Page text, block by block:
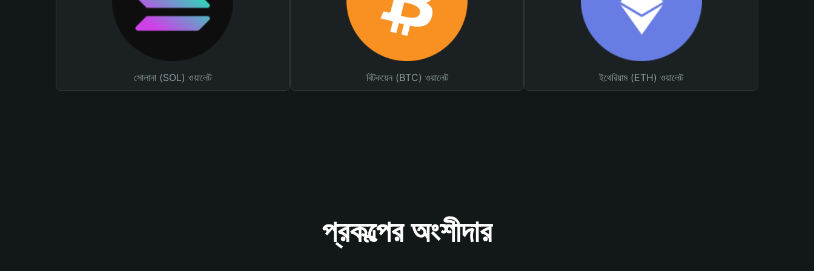
সোলানা (SOL) ওয়ালেট বিটকয়েন (BTC) ওয়ালেট ইথেরিয়াম (ETH) ওয়ালেট
প্রকল্পের অংশীদার